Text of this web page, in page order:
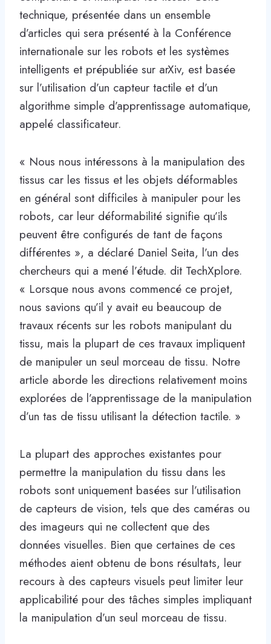
technique, présentée dans un ensemble
d’articles qui sera présenté à la Conférence
internationale sur les robots et les systèmes
intelligents et prépubliée sur arXiv, est basée
sur l’utilisation d’un capteur tactile et d’un
algorithme simple d’apprentissage automatique,
appelé classificateur.
« Nous nous intéressons à la manipulation des
tissus car les tissus et les objets déformables
en général sont difficiles à manipuler pour les
robots, car leur déformabilité signifie qu’ils
peuvent être configurés de tant de façons
différentes », a déclaré Daniel Seita, l’un des
chercheurs qui a mené l’étude. dit TechXplore.
« Lorsque nous avons commencé ce projet,
nous savions qu’il y avait eu beaucoup de
travaux récents sur les robots manipulant du
tissu, mais la plupart de ces travaux impliquent
de manipuler un seul morceau de tissu. Notre
article aborde les directions relativement moins
explorées de l’apprentissage de la manipulation
d’un tas de tissu utilisant la détection tactile. »
La plupart des approches existantes pour
permettre la manipulation du tissu dans les
robots sont uniquement basées sur l’utilisation
de capteurs de vision, tels que des caméras ou
des imageurs qui ne collectent que des
données visuelles. Bien que certaines de ces
méthodes aient obtenu de bons résultats, leur
recours à des capteurs visuels peut limiter leur
applicabilité pour des tâches simples impliquant
la manipulation d’un seul morceau de tissu.